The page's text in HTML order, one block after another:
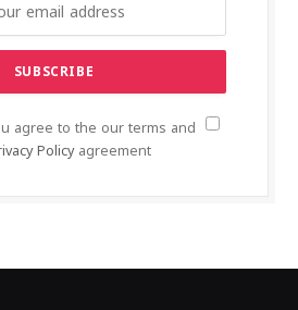
agree to the our terms and
Policyagreement.